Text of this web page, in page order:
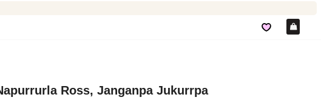
Ross, Janganpa Jukurrpa